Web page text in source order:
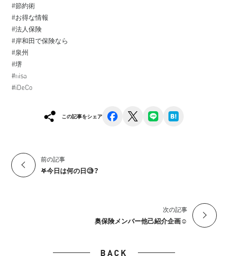
#節約術
#お得な情報
#法人保険
#岸和田で保険なら
#泉州
#堺
#nisa
#iDeCo
この記事をシェア facebook line
前の記事
𖤐今日は何の日🧐？
次の記事
奥保険メンバー他己紹介企画☺️
BACK